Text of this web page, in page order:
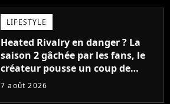
LIFESTYLE
Heated Rivalry en danger ? La
saison 2 gâchée par les fans, le
créateur pousse un coup de
gueule
7 août 2026